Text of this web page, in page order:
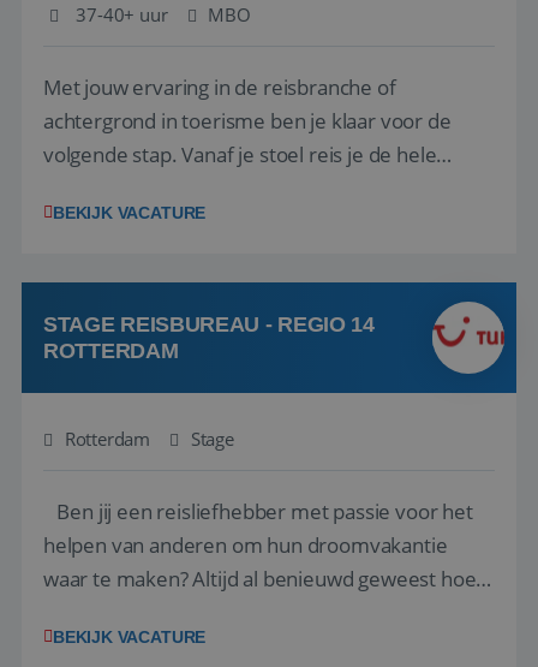
37-40+ uur
MBO
Met jouw ervaring in de reisbranche of
achtergrond in toerisme ben je klaar voor de
volgende stap. Vanaf je stoel reis je de hele
wensen van je team, je klant en wat er in de
klanten te overtuigen om die droomreis te
boeken! ...
BEKIJK VACATURE
STAGE REISBUREAU - REGIO 14
ROTTERDAM
Rotterdam Stage
Ben jij een reisliefhebber met passie voor het
helpen van anderen om hun droomvakantie
waar te maken? Altijd al benieuwd geweest hoe
van de grootste reisorganisaties? Dan is een
BEKIJK VACATURE